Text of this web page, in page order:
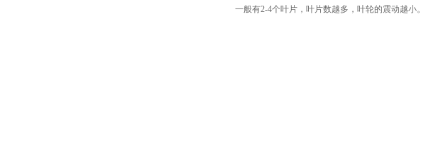
一般有2-4个叶片，叶片数越多，叶轮的震动越小。